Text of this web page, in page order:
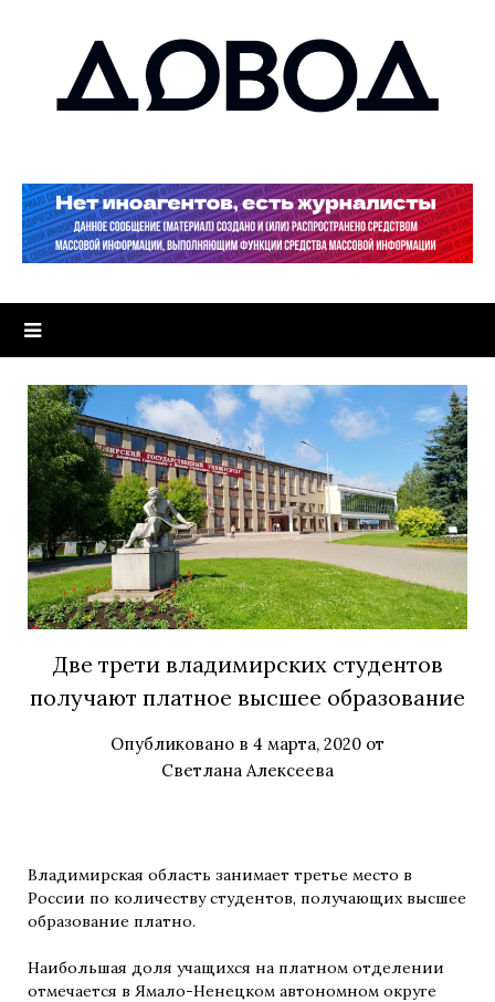
Две трети владимирских студентов
получают платное высшее образование
Опубликовано в 4 марта, 2020 от
Светлана Алексеева
Владимирская область занимает третье место в
России по количеству студентов, получающих высшее
образование платно.
Наибольшая доля учащихся на платном отделении
отмечается в Ямало-Ненецком автономном округе